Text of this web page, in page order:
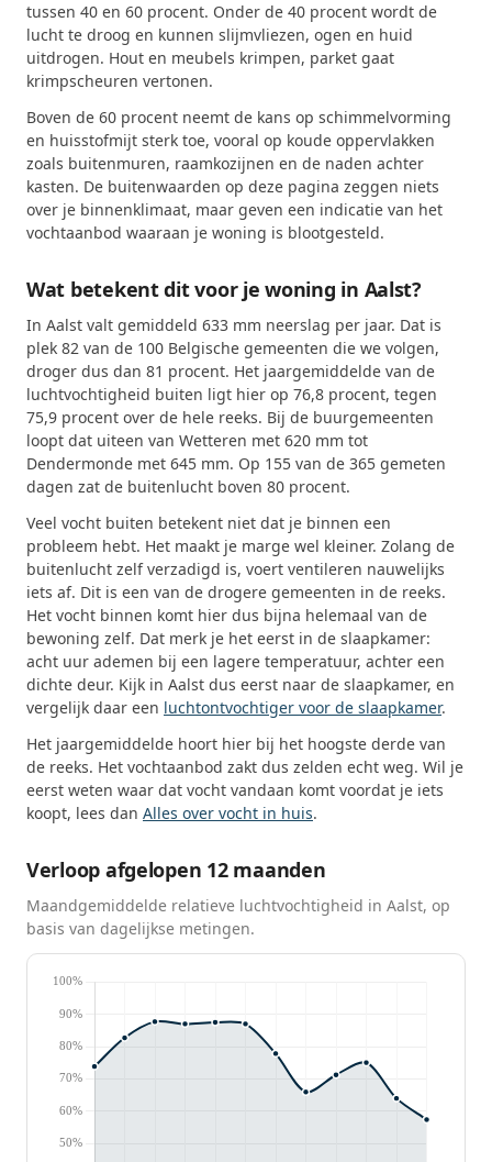
tussen 40 en 60 procent. Onder de 40 procent wordt de
lucht te droog en kunnen slijmvliezen, ogen en huid
uitdrogen. Hout en meubels krimpen, parket gaat
krimpscheuren vertonen.
Boven de 60 procent neemt de kans op schimmelvorming
en huisstofmijt sterk toe, vooral op koude oppervlakken
zoals buitenmuren, raamkozijnen en de naden achter
kasten. De buitenwaarden op deze pagina zeggen niets
over je binnenklimaat, maar geven een indicatie van het
vochtaanbod waaraan je woning is blootgesteld.
Wat betekent dit voor je woning in Aalst?
In Aalst valt gemiddeld 633 mm neerslag per jaar. Dat is
plek 82 van de 100 Belgische gemeenten die we volgen,
droger dus dan 81 procent. Het jaargemiddelde van de
luchtvochtigheid buiten ligt hier op 76,8 procent, tegen
75,9 procent over de hele reeks. Bij de buurgemeenten
loopt dat uiteen van Wetteren met 620 mm tot
Dendermonde met 645 mm. Op 155 van de 365 gemeten
dagen zat de buitenlucht boven 80 procent.
Veel vocht buiten betekent niet dat je binnen een
probleem hebt. Het maakt je marge wel kleiner. Zolang de
buitenlucht zelf verzadigd is, voert ventileren nauwelijks
iets af. Dit is een van de drogere gemeenten in de reeks.
Het vocht binnen komt hier dus bijna helemaal van de
bewoning zelf. Dat merk je het eerst in de slaapkamer:
acht uur ademen bij een lagere temperatuur, achter een
dichte deur. Kijk in Aalst dus eerst naar de slaapkamer, en
vergelijk daar een luchtontvochtiger voor de slaapkamer.
Het jaargemiddelde hoort hier bij het hoogste derde van
de reeks. Het vochtaanbod zakt dus zelden echt weg. Wil je
eerst weten waar dat vocht vandaan komt voordat je iets
koopt, lees dan Alles over vocht in huis.
Verloop afgelopen 12 maanden
Maandgemiddelde relatieve luchtvochtigheid in Aalst, op
basis van dagelijkse metingen.